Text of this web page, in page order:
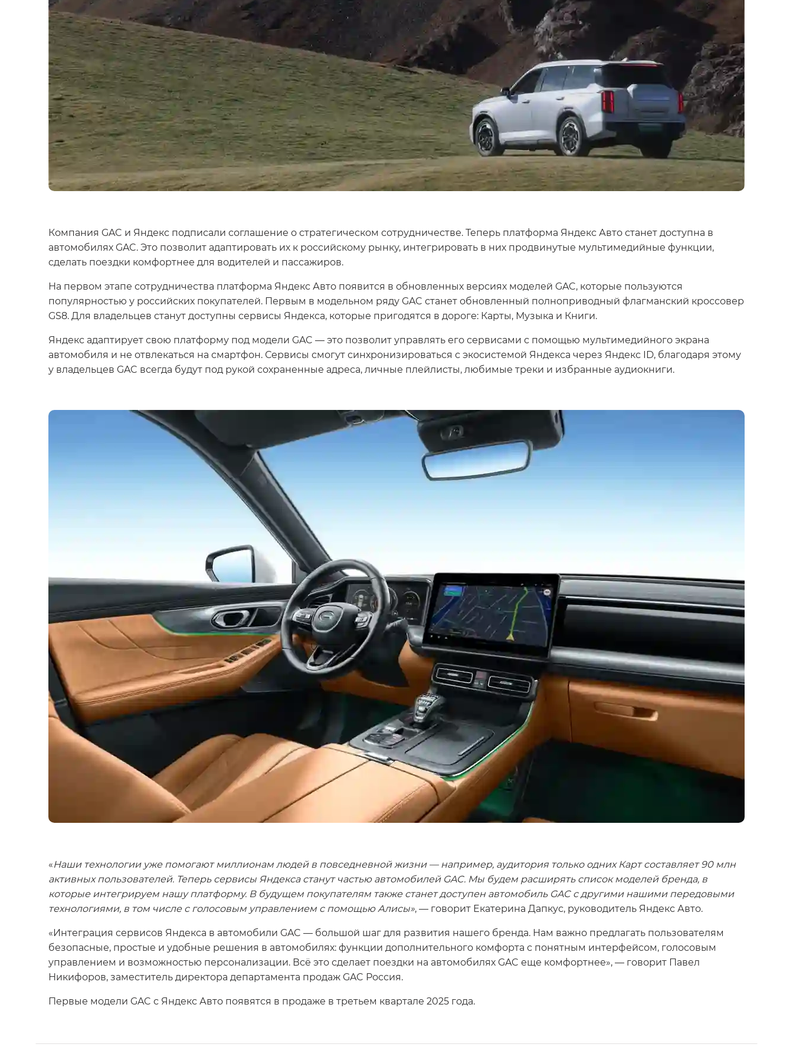
Компания GAC и Яндекс подписали соглашение о стратегическом сотрудничестве. Теперь платформа Яндекс Авто станет доступна в
автомобилях GAC. Это позволит адаптировать их к российскому рынку, интегрировать в них продвинутые мультимедийные функции,
сделать поездки комфортнее для водителей и пассажиров.
На первом этапе сотрудничества платформа Яндекс Авто появится в обновленных версиях моделей GAC, которые пользуются
популярностью у российских покупателей. Первым в модельном ряду GAC станет обновленный полноприводный флагманский кроссовер
GS8. Для владельцев станут доступны сервисы Яндекса, которые пригодятся в дороге: Карты, Музыка и Книги.
Яндекс адаптирует свою платформу под модели GAC — это позволит управлять его сервисами с помощью мультимедийного экрана
автомобиля и не отвлекаться на смартфон. Сервисы смогут синхронизироваться с экосистемой Яндекса через Яндекс ID, благодаря этому
у владельцев GAC всегда будут под рукой сохраненные адреса, личные плейлисты, любимые треки и избранные аудиокниги.
«Наши технологии уже помогают миллионам людей в повседневной жизни — например, аудитория только одних Карт составляет 90 млн
активных пользователей. Теперь сервисы Яндекса станут частью автомобилей GAC. Мы будем расширять список моделей бренда, в
которые интегрируем нашу платформу. В будущем покупателям также станет доступен автомобиль GAC с другими нашими передовыми
технологиями, в том числе с голосовым управлением с помощью Алисы», — говорит Екатерина Дапкус, руководитель Яндекс Авто.
«Интеграция сервисов Яндекса в автомобили GAC — большой шаг для развития нашего бренда. Нам важно предлагать пользователям
безопасные, простые и удобные решения в автомобилях: функции дополнительного комфорта с понятным интерфейсом, голосовым
управлением и возможностью персонализации. Всё это сделает поездки на автомобилях GAC еще комфортнее», — говорит Павел
Никифоров, заместитель директора департамента продаж GAC Россия.
Первые модели GAC с Яндекс Авто появятся в продаже в третьем квартале 2025 года.